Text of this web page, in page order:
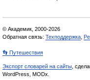
© Академик, 2000-2026
Обратная связь: Техподдержка
👣 Путешествия
Экспорт словарей на сайты ,
WordPress, MODx.